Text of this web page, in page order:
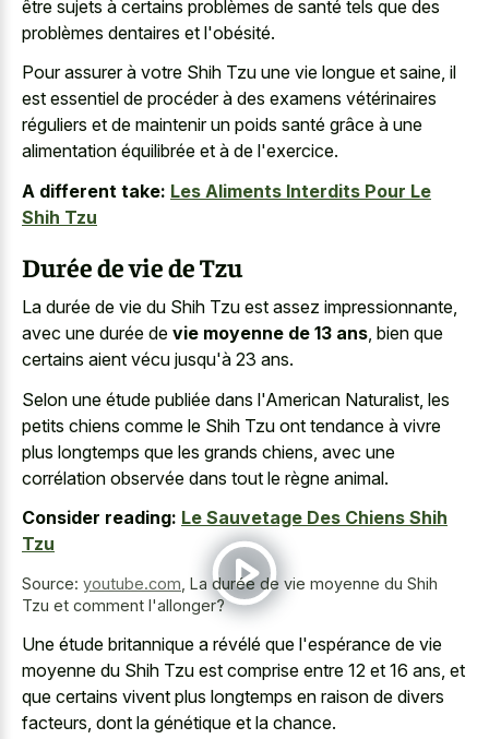
être sujets à certains problèmes de santé tels que des
problèmes dentaires et l'obésité.
Pour assurer à votre Shih Tzu une vie longue et saine, il
est essentiel de procéder à des examens vétérinaires
réguliers et de maintenir un poids santé grâce à une
alimentation équilibrée et à de l'exercice.
A different take: Les Aliments Interdits Pour Le
Shih Tzu
Durée de vie de Tzu
La durée de vie du Shih Tzu est assez impressionnante,
avec une durée de vie moyenne de 13 ans, bien que
certains aient vécu jusqu'à 23 ans.
Selon une étude publiée dans l'American Naturalist, les
petits chiens comme le Shih Tzu ont tendance à vivre
plus longtemps que les grands chiens, avec une
corrélation observée dans tout le règne animal.
Consider reading: Le Sauvetage Des Chiens Shih
Tzu
Source: youtube.com La durée de vie moyenne du Shih
Tzu et comment l'allonger?
Une étude britannique a révélé que l'espérance de vie
moyenne du Shih Tzu est comprise entre 12 et 16 ans, et
que certains vivent plus longtemps en raison de divers
facteurs, dont la génétique et la chance.